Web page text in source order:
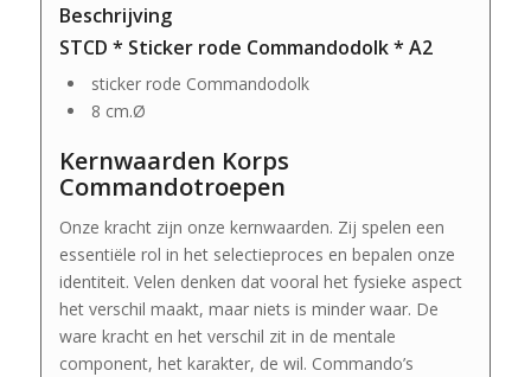
Beschrijving
STCD * Sticker rode Commandodolk * A2
sticker rode Commandodolk
8 cm.Ø
Kernwaarden Korps
Commandotroepen
Onze kracht zijn onze kernwaarden. Zij spelen een
essentiële rol in het selectieproces en bepalen onze
identiteit. Velen denken dat vooral het fysieke aspect
het verschil maakt, maar niets is minder waar. De
ware kracht en het verschil zit in de mentale
component, het karakter, de wil. Commando’s